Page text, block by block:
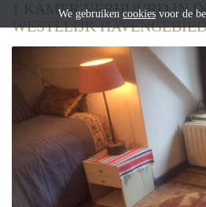
1 KAMER VERHUURD IN
WESTELIJK
We gebruiken cookies voor de